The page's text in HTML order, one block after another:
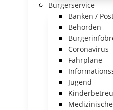
Bürgerservice
Banken /
Behörden
Coronavirus
Fahrpläne
Jugend